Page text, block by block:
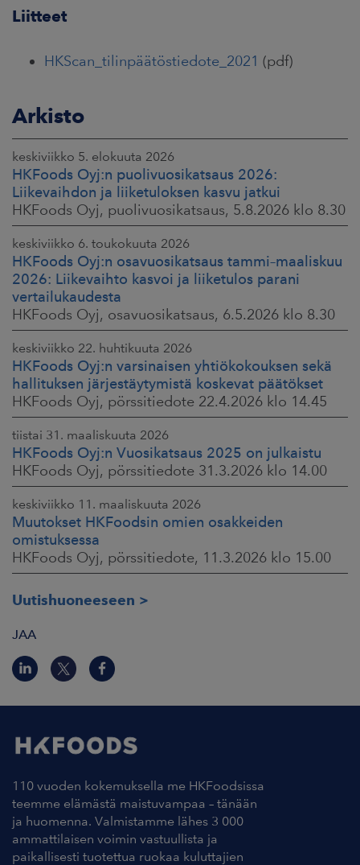
Liitteet
HKScan_tilinpäätöstiedote_2021 (pdf)
Arkisto
keskiviikko 5. elokuuta 2026
HKFoods Oyj:n puolivuosikatsaus 2026:
Liikevaihdon ja liiketuloksen kasvu jatkui
HKFoods Oyj, puolivuosikatsaus, 5.8.2026 klo 8.30
keskiviikko 6. toukokuuta 2026
HKFoods Oyj:n osavuosikatsaus tammi–maaliskuu
2026: Liikevaihto kasvoi ja liiketulos parani
vertailukaudesta
HKFoods Oyj, osavuosikatsaus, 6.5.2026 klo 8.30
keskiviikko 22. huhtikuuta 2026
HKFoods Oyj:n varsinaisen yhtiökokouksen sekä
hallituksen järjestäytymistä koskevat päätökset
HKFoods Oyj, pörssitiedote 22.4.2026 klo 14.45
tiistai 31. maaliskuuta 2026
HKFoods Oyj:n Vuosikatsaus 2025 on julkaistu
HKFoods Oyj, pörssitiedote 31.3.2026 klo 14.00
keskiviikko 11. maaliskuuta 2026
Muutokset HKFoodsin omien osakkeiden
omistuksessa
HKFoods Oyj, pörssitiedote, 11.3.2026 klo 15.00
Uutishuoneeseen
JAA
110 vuoden kokemuksella me HKFoodsissa
teemme elämästä maistuvampaa – tänään
ja huomenna. Valmistamme lähes 3 000
ammattilaisen voimin vastuullista ja
paikallisesti tuotettua ruokaa kuluttajien